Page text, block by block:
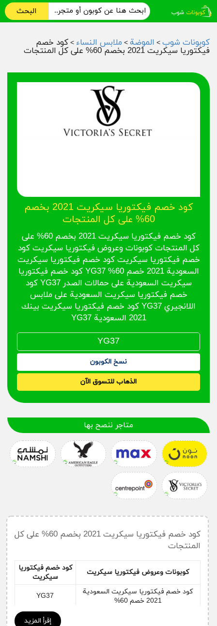
البحث
كوبونات شوب > الموضة > ملابس النساء > كود خصم
فيكتوريا سيكريت 2021 بخصم 60% على كل المنتجات
كود خصم فيكتوريا سيكريت 2021 بخصم
60% على كل المنتجات
كود خصم فيكتوريا سيكريت 2021 بخصم 60% على
كل المنتجات كوبونات وعروض فيكتوريا سيكريت كود
خصم فيكتوريا سيكريت كود خصم فيكتوريا سيكريت
السعودية 2021 خصم 60% YG37 كود خصم فيكتوريا
سيكريت السعودية على حمالات الصدر YG37 كود
خصم فيكتوريا سيكريت السعودية على ملابس
اللانجيري YG37 كود خصم فيكتوريا سيكريت بينك
2021 السعودية YG37
نسخ الكوبون
الذهاب للتسوق الآن
متاجر ننصح بها
إقرأ المزيد
كود خصم فيكتوريا سيكريت 2021 بخصم 60% على كل
المنتجات
كوبونات وعروض فيكتوريا سيكريت
كود خصم فيكتوريا
سيكريت
كود خصم فيكتوريا سيكريت السعودية
2021 خصم 60%
YG37
YG37